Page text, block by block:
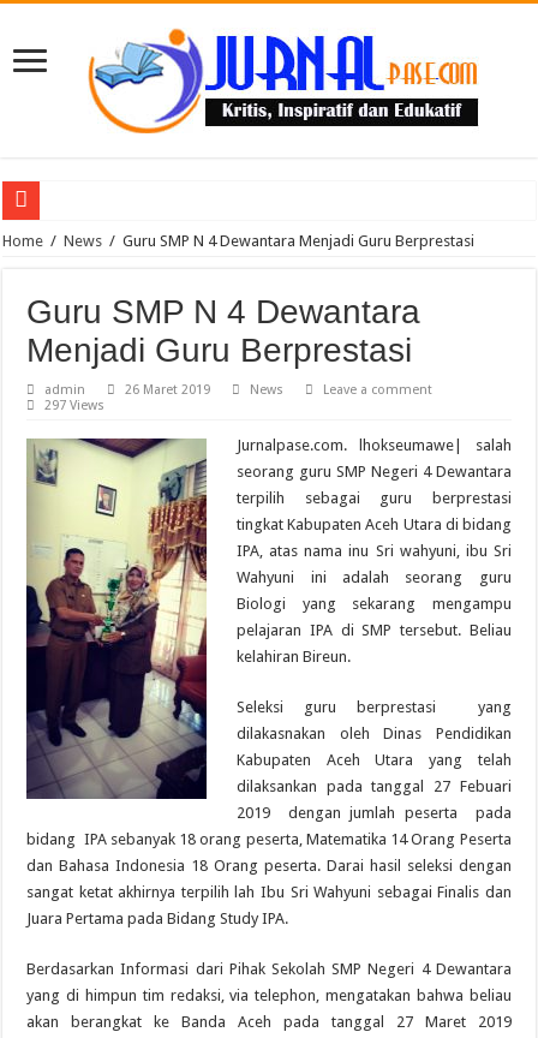
Puluhan Guru Berkumpul di TPN XIII Aceh Utara, Kacabdin Tekankan Cetak
Home / News / Guru SMP N 4 Dewantara Menjadi Guru Berprestasi
Guru SMP N 4 Dewantara
Menjadi Guru Berprestasi
admin 26 Maret 2019 News
Leave a comment
297 Views
Jurnalpase.com. lhokseumawe| salah
seorang guru SMP Negeri 4 Dewantara
terpilih sebagai guru berprestasi
tingkat Kabupaten Aceh Utara di bidang
IPA, atas nama inu Sri wahyuni, ibu Sri
Wahyuni ini adalah seorang guru
Biologi yang sekarang mengampu
pelajaran IPA di SMP tersebut. Beliau
kelahiran Bireun.
Seleksi guru berprestasi yang
dilakasnakan oleh Dinas Pendidikan
Kabupaten Aceh Utara yang telah
dilaksankan pada tanggal 27 Febuari
2019 dengan jumlah peserta pada
bidang IPA sebanyak 18 orang peserta, Matematika 14 Orang Peserta
dan Bahasa Indonesia 18 Orang peserta. Darai hasil seleksi dengan
sangat ketat akhirnya terpilih lah Ibu Sri Wahyuni sebagai Finalis dan
Juara Pertama pada Bidang Study IPA.
Berdasarkan Informasi dari Pihak Sekolah SMP Negeri 4 Dewantara
yang di himpun tim redaksi, via telephon, mengatakan bahwa beliau
akan berangkat ke Banda Aceh pada tanggal 27 Maret 2019